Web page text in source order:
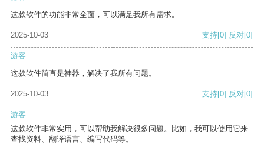
这款软件的功能非常全面，可以满足我所有需求。
2025-10-03 支持[0] 反对[0]
游客
这款软件简直是神器，解决了我所有问题。
2025-10-03 支持[0] 反对[0]
游客
这款软件非常实用，可以帮助我解决很多问题。比如，我可以使用它来
查找资料、翻译语言、编写代码等。